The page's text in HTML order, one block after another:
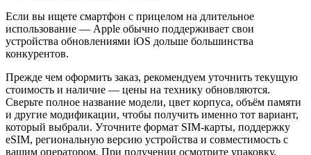
Если вы ищете смартфон с прицелом на длительное
использование — Apple обычно поддерживает свои
устройства обновлениями iOS дольше большинства
конкурентов.
Прежде чем оформить заказ, рекомендуем уточнить текущую
стоимость и наличие — цены на технику обновляются.
Сверьте полное название модели, цвет корпуса, объём памяти
и другие модификации, чтобы получить именно тот вариант,
который выбрали. Уточните формат SIM-карты, поддержку
eSIM, региональную версию устройства и совместимость с
вашим оператором. При получении осмотрите упаковку,